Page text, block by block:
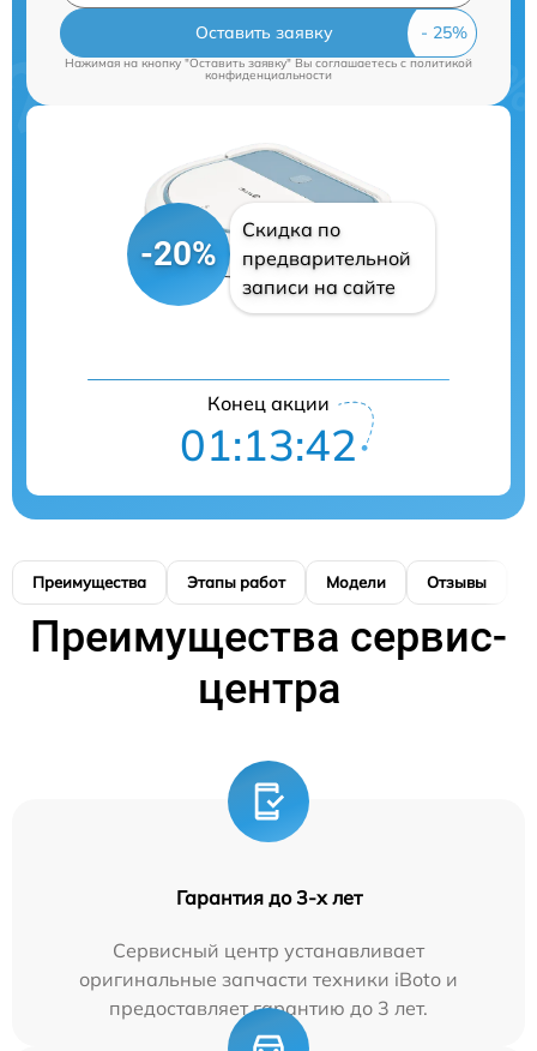
Оставить заявку
Нажимая на кнопку "Оставить заявку" Вы соглашаетесь c политикой
конфиденциальности
-20%
Скидка по
предварительной
записи на сайте
Конец акции
01:13:42
Преимущества Этапы работ Модели Отзывы
Преимущества сервис-
центра
Гарантия до 3-х лет
Сервисный центр устанавливает
оригинальные запчасти техники iBoto и
предоставляет гарантию до 3 лет.